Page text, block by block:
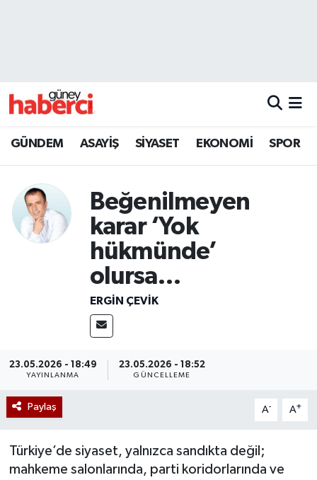
GÜNDEM ASAYİŞ SİYASET EKONOMİ SPOR
Beğenilmeyen
karar ‘Yok
hükmünde’
olursa…
ERGIN ÇEVİK
23.05.2026 - 18:49
YAYINLANMA
23.05.2026 - 18:52
GÜNCELLEME
Paylaş A- A+
Türkiye’de siyaset, yalnızca sandıkta değil;
mahkeme salonlarında, parti koridorlarında ve
Beyoğlu Trafik Yoğunluk Haritası
Son Dakika Haberleri
Haber Arşivi